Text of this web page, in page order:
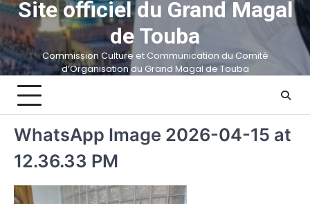
Site officiel du Grand Magal
de Touba
Commission Culture et Communication du Comité
d’Organisation du Grand Magal de Touba
WhatsApp Image 2026-04-15 at
12.36.33 PM